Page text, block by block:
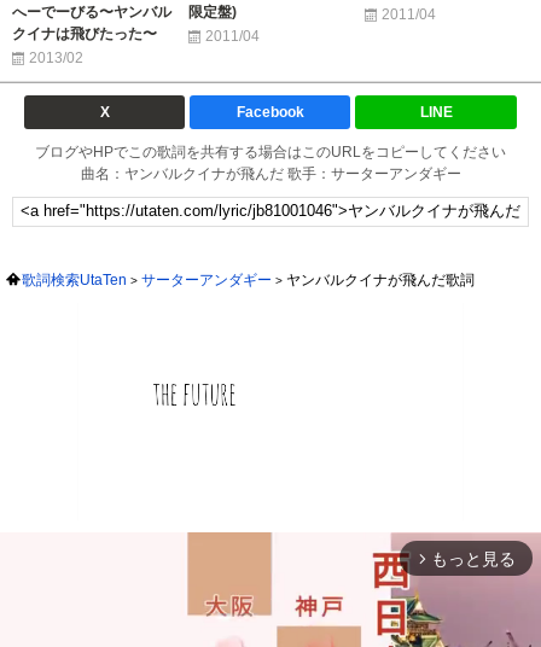
へーでーびる〜ヤンバル
クイナは飛びたった〜
2013/02
限定盤)
2011/04
2011/04
X Facebook LINE
ブログやHPでこの歌詞を共有する場合はこのURLをコピーしてください
曲名：ヤンバルクイナが飛んだ 歌手：サーターアンダギー
歌詞検索UtaTen サーターアンダギー ヤンバルクイナが飛んだ歌詞
arrow_forward_ios もっと見る